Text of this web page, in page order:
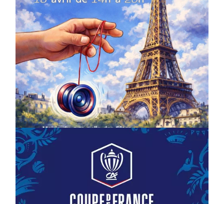
COMPÉTITIONS CULTURE EN FAMILLE JEUNESSE & SPORTS
Championnat de France de la FYYA
le 18 avril – Paris 14e
On18/03/2026byWebmaster2Risi